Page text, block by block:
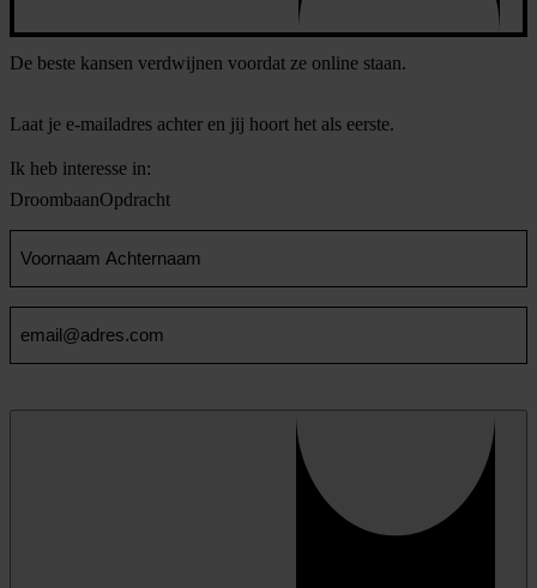
De beste kansen verdwijnen voordat ze online staan.
Laat je e-mailadres achter en jij hoort het als eerste.
Ik heb interesse in:
DroombaanOpdracht
en
Achternaam
(Vereist)